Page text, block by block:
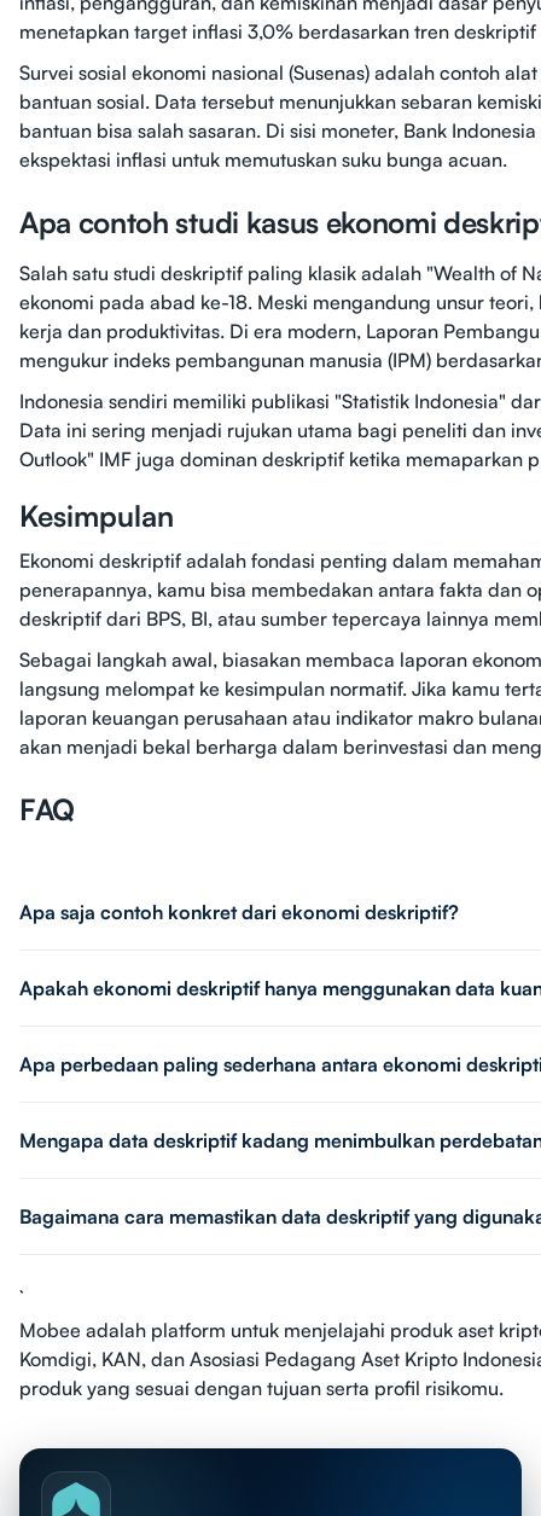
menetapkan target inflasi 3,0% berdasarkan tren
Survei sosial ekonomi nasional (Susenas) adalah contoh
bantuan sosial. Data tersebut menunjukkan sebaran
bantuan bisa salah sasaran. Di sisi moneter, Bank
ekspektasi inflasi untuk memutuskan suku bunga acuan.
Apa contoh studi kasus ekonomi
Salah satu studi deskriptif paling klasik adalah "Wealth of
ekonomi pada abad ke-18. Meski mengandung unsur
kerja dan produktivitas. Di era modern, Laporan
mengukur indeks pembangunan manusia (IPM)
Indonesia sendiri memiliki publikasi "Statistik Indonesia"
Data ini sering menjadi rujukan utama bagi peneliti dan
Outlook" IMF juga dominan deskriptif ketika memaparkan
Kesimpulan
Ekonomi deskriptif adalah fondasi penting dalam
penerapannya, kamu bisa membedakan antara fakta dan
deskriptif dari BPS, BI, atau sumber tepercaya lainnya
Sebagai langkah awal, biasakan membaca laporan
langsung melompat ke kesimpulan normatif. Jika kamu
laporan keuangan perusahaan atau indikator makro
akan menjadi bekal berharga dalam berinvestasi dan
FAQ
Apa saja contoh konkret dari ekonomi deskriptif?
Apakah ekonomi deskriptif hanya menggunakan data
Apa perbedaan paling sederhana antara ekonomi
Mengapa data deskriptif kadang menimbulkan
Bagaimana cara memastikan data deskriptif yang
Mobee adalah platform untuk menjelajahi produk aset
Komdigi, KAN, dan Asosiasi Pedagang Aset Kripto
produk yang sesuai dengan tujuan serta profil risikomu.